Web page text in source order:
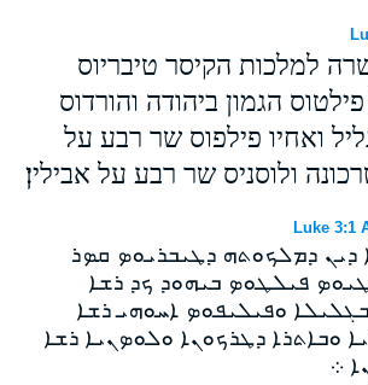
למלכות הקיסר טיבריוס
הגמון ביהודה והורדוס
ואחיו פילפוס שר רבע על
ולוסניס שר רבע על אבילין׃
Luke 3:1
ܕܡܠܟܘܬܗ ܕܛܝܒܪܝܘܤ ܩܤܪ
ܦܝܠܛܘܤ ܒܝܗܘܕ ܟܕ ܪܫܐ
ܘܦܝܠܝܦܘܤ ܐܚܘܗܝ ܪܫܐ
ܘܒܐܬܪܐ ܕܛܪܟܘܢܐ ܘܠܘܤܢܝܐ ܪܫܐ
܀